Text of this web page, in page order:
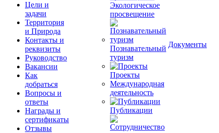
Цели и
задачи
Территория
и Природа
Контакты и
реквизиты
Руководство
Вакансии
Как
добраться
Вопросы и
ответы
Награды и
сертификаты
Отзывы
Экологическое
просвещение
Познавательный
туризм
Проекты
Международная
деятельность
Публикации
Документы